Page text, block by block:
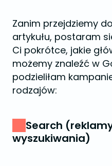
Zanim przejdziemy
artykułu, postaram
Ci pokrótce, jakie
możemy znaleźć w
podzieliłam
rodzajów:
Search
wyszukiwania)